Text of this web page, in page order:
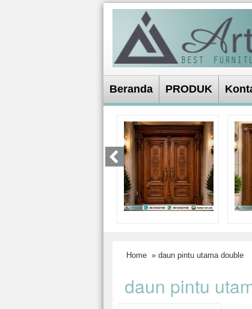
Beranda PRODUK
Home » daun pintu utama double
daun pintu